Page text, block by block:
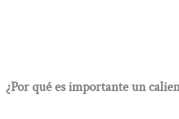
¿Por qué es importante un